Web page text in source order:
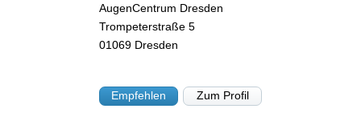
AugenCentrum Dresden
Trompeterstraße 5
01069 Dresden
Empfehlen Zum Profil